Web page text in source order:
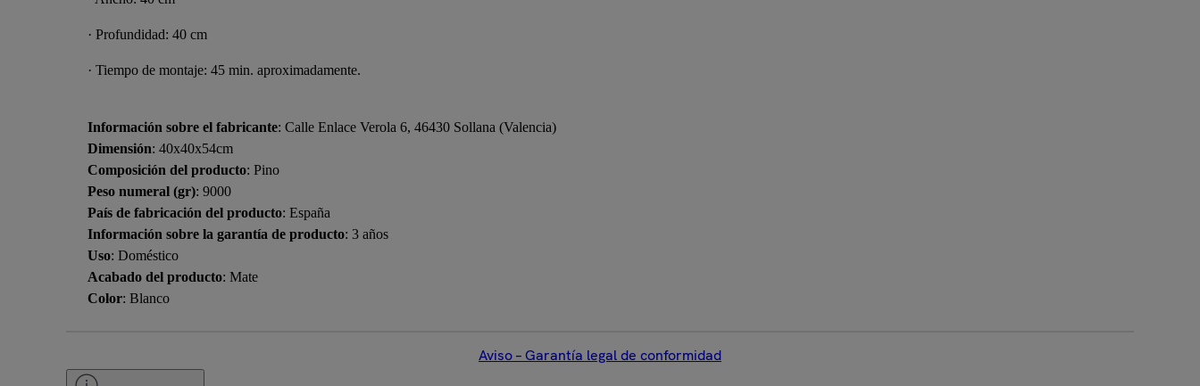
· Profundidad: 40 cm
· Tiempo de montaje: 45 min. aproximadamente.
Información sobre el fabricante: Calle Enlace Verola 6, 46430 Sollana (Valencia)
Dimensión: 40x40x54cm
Composición del producto: Pino
Peso numeral (gr): 9000
País de fabricación del producto: España
Información sobre la garantía de producto: 3 años
Uso: Doméstico
Acabado del producto: Mate
Color: Blanco
Aviso – Garantía legal de conformidad